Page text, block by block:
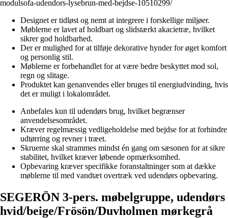
modulsofa-udendors-lysebrun-med-bejdse-10510299/
Designet er tidløst og nemt at integrere i forskellige miljøer.
Møblerne er lavet af holdbart og slidstærkt akacietræ, hvilket
sikrer god holdbarhed.
Der er mulighed for at tilføje dekorative hynder for øget komfort
og personlig stil.
Møblerne er forbehandlet for at være bedre beskyttet mod sol,
regn og slitage.
Produktet kan genanvendes eller bruges til energiudvinding, hvis
det er muligt i lokalområdet.
Anbefales kun til udendørs brug, hvilket begrænser
anvendelsesområdet.
Kræver regelmæssig vedligeholdelse med bejdse for at forhindre
udtørring og revner i træet.
Skruerne skal strammes mindst én gang om sæsonen for at sikre
stabilitet, hvilket kræver løbende opmærksomhed.
Opbevaring kræver specifikke foranstaltninger som at dække
møblerne til med vandtæt overtræk ved udendørs opbevaring.
SEGERÖN 3-pers. møbelgruppe, udendørs
hvid/beige/Frösön/Duvholmen mørkegrå